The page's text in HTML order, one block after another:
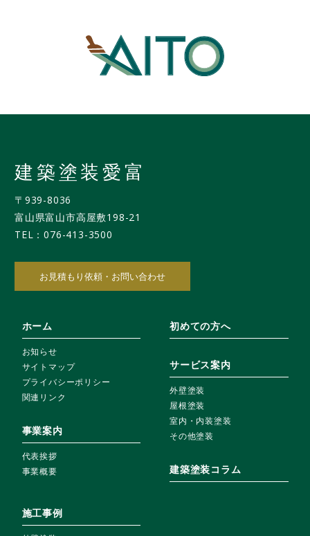
建築塗装愛富
〒939-8036
富山県富山市高屋敷198-21
TEL：076-413-3500
お見積もり依頼・お問い合わせ
ホーム
お知らせ
サイトマップ
プライバシーポリシー
関連リンク
事業案内
代表挨拶
事業概要
初めての方へ
サービス案内
外壁塗装
屋根塗装
室内・内装塗装
その他塗装
建築塗装コラム
施工事例